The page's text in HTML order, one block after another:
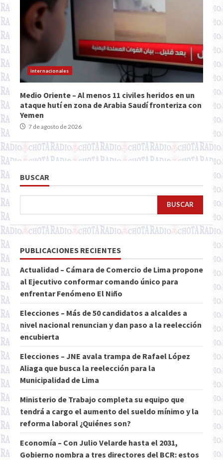
internacionales
Medio Oriente – Al menos 11 civiles heridos en un
ataque hutí en zona de Arabia Saudí fronteriza con
Yemen
7 de agosto de 2026
BUSCAR
BUSCAR
PUBLICACIONES RECIENTES
Actualidad – Cámara de Comercio de Lima propone
al Ejecutivo conformar comando único para
enfrentar Fenómeno El Niño
Elecciones – Más de 50 candidatos a alcaldes a
nivel nacional renuncian y dan paso a la reelección
encubierta
Elecciones – JNE avala trampa de Rafael López
Aliaga que busca la reelección para la
Municipalidad de Lima
Ministerio de Trabajo completa su equipo que
tendrá a cargo el aumento del sueldo mínimo y la
reforma laboral ¿Quiénes son?
Economía – Con Julio Velarde hasta el 2031,
Gobierno nombra a tres directores del BCR: estos